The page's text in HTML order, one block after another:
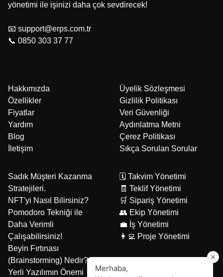
yönetimi ile işinizi daha çok sevdirecek!
📧 support@erps.com.tr
📞 0850 303 37 77
Hakkımızda
Özellikler
Fiyatlar
Yardım
Blog
İletişim
Üyelik Sözleşmesi
Gizlilik Politikası
Veri Güvenliği
Aydınlatma Metni
Çerez Politikası
Sıkça Sorulan Sorular
Sadık Müşteri Kazanma
Stratejileri.
NFT'yi Nasıl Bilirsiniz?
Pomodoro Tekniği ile
Daha Verimli
Çalışabilirsiniz!
Beyin Fırtınası
(Brainstorming) Nedir?
Yerli Yazılımın Önemi
🗓️ Takvim Yönetimi
🧾 Teklif Yönetimi
🛒 Sipariş Yönetimi
👥 Ekip Yönetimi
💼 İş Yönetimi
👩‍💻 Proje Yönetimi